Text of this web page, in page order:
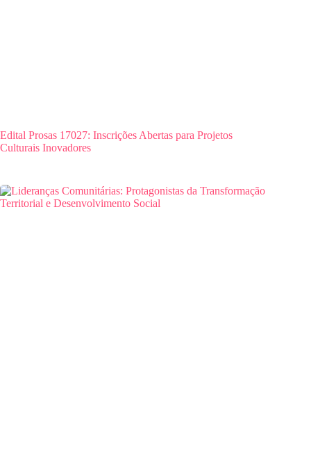
Edital Prosas 17027: Inscrições Abertas para Projetos
Culturais Inovadores